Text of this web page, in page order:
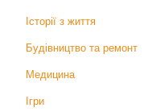
Історії з життя
Будівництво та ремонт
Медицина
Ігри